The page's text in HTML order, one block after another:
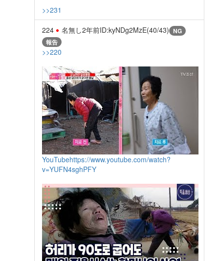
>>231
224 名無し2年前ID:kyNDg2MzE(40/43) NG
報告
>>220
YouTubehttps://www.youtube.com/watch?
v=YUFN4sghPFY